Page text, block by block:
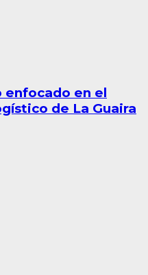
enfocado en el
de La Guaira